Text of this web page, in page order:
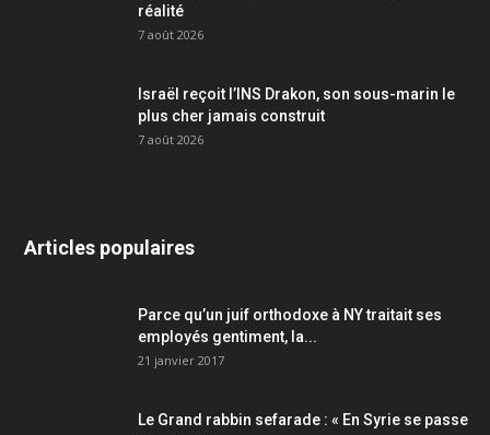
réalité
7 août 2026
Israël reçoit l’INS Drakon, son sous-marin le
plus cher jamais construit
7 août 2026
Articles populaires
Parce qu’un juif orthodoxe à NY traitait ses
employés gentiment, la...
21 janvier 2017
Le Grand rabbin sefarade : « En Syrie se passe